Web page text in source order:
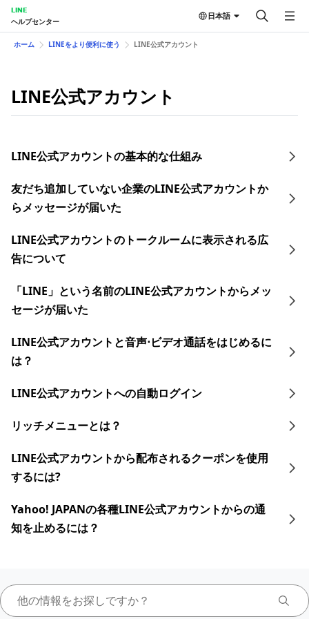
LINE
ヘルプセンター
日本語
ホーム LINEをより便利に使う LINE公式アカウント
LINE公式アカウント
LINE公式アカウントの基本的な仕組み
友だち追加していない企業のLINE公式アカウントか
らメッセージが届いた
LINE公式アカウントのトークルームに表示される広
告について
「LINE」という名前のLINE公式アカウントからメッ
セージが届いた
LINE公式アカウントと音声⋅ビデオ通話をはじめるに
は？
LINE公式アカウントへの自動ログイン
リッチメニューとは？
LINE公式アカウントから配布されるクーポンを使用
するには?
Yahoo! JAPANの各種LINE公式アカウントからの通
知を止めるには？